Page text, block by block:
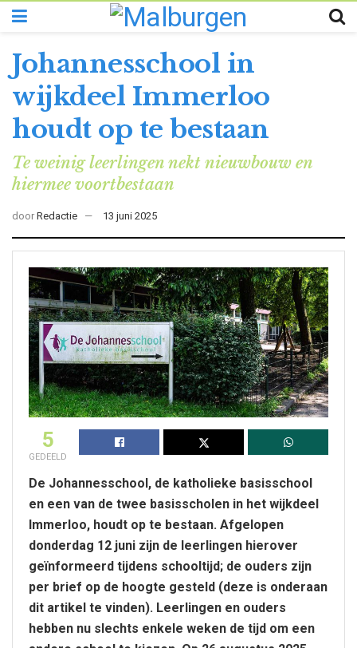
Johannesschool in
wijkdeel Immerloo
houdt op te bestaan
Te weinig leerlingen nekt nieuwbouw en
hiermee voortbestaan
door Redactie 13 juni 2025
5
GEDEELD
De Johannesschool, de katholieke basisschool
en een van de twee basisscholen in het wijkdeel
Immerloo, houdt op te bestaan. Afgelopen
donderdag 12 juni zijn de leerlingen hierover
geïnformeerd tijdens schooltijd; de ouders zijn
per brief op de hoogte gesteld (deze is onderaan
dit artikel te vinden). Leerlingen en ouders
hebben nu slechts enkele weken de tijd om een